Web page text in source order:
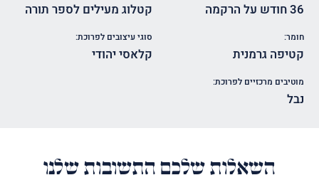
36 חודש על הרקמה קטלוג מעילים לספר תורה
חומר:
קטיפה גרמנית
סוגי עיצובים לפרוכת:
קלאסי יהודי
מוטיבים מרכזיים לפרוכת:
נבל
השאלות שלכם התשובות שלנו